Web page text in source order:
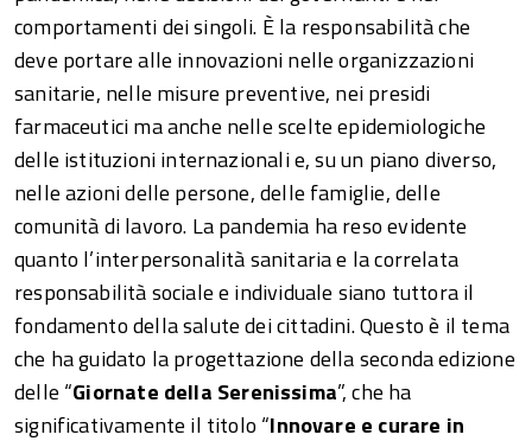
comportamenti dei singoli. È la responsabilità che
deve portare alle innovazioni nelle organizzazioni
sanitarie, nelle misure preventive, nei presidi
farmaceutici ma anche nelle scelte epidemiologiche
delle istituzioni internazionali e, su un piano diverso,
nelle azioni delle persone, delle famiglie, delle
comunità di lavoro. La pandemia ha reso evidente
quanto l’interpersonalità sanitaria e la correlata
responsabilità sociale e individuale siano tuttora il
fondamento della salute dei cittadini. Questo è il tema
che ha guidato la progettazione della seconda edizione
delle “Giornate della Serenissima”, che ha
significativamente il titolo “Innovare e curare in